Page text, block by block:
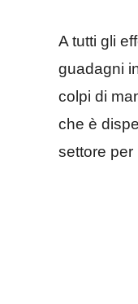
A tutti gli
guadagni
colpi di
che è
settore per